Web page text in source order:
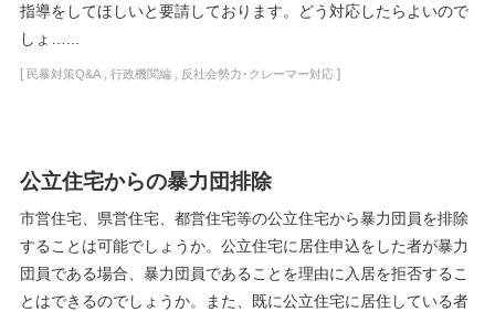
指導をしてほしいと要請しております。どう対応したらよいので
しょ…...
[ 民暴対策Q&A, 行政機関編, 反社会勢力･クレーマー対応]
公立住宅からの暴力団排除
市営住宅、県営住宅、都営住宅等の公立住宅から暴力団員を排除
することは可能でしょうか。公立住宅に居住申込をした者が暴力
団員である場合、暴力団員であることを理由に入居を拒否するこ
とはできるのでしょうか。また、既に公立住宅に居住している者